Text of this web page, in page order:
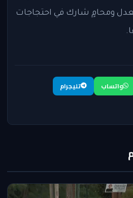
ومحامٍ شارك في احتجاجات
واتساب
تليجرام